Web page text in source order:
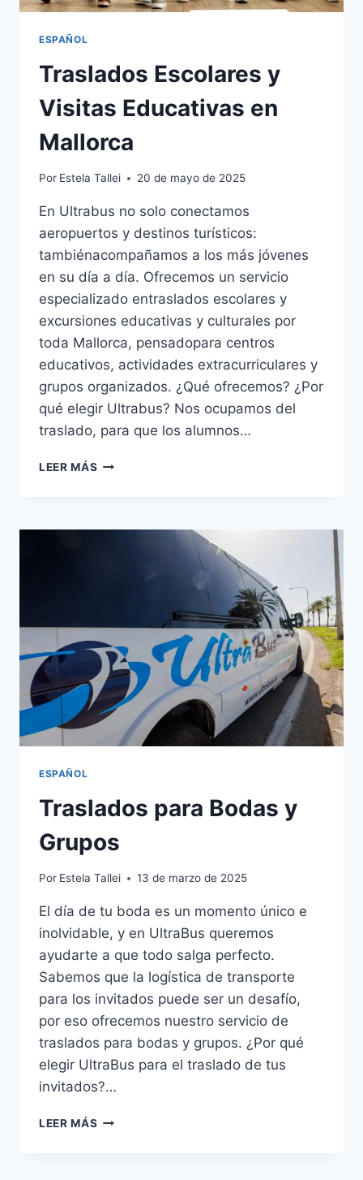
ESPAÑOL
Traslados Escolares y
Visitas Educativas en
Mallorca
Por Estela Tallei 20 de mayo de 2025
En Ultrabus no solo conectamos
aeropuertos y destinos turísticos:
tambiénacompañamos a los más jóvenes
en su día a día. Ofrecemos un servicio
especializado entraslados escolares y
excursiones educativas y culturales por
toda Mallorca, pensadopara centros
educativos, actividades extracurriculares y
grupos organizados. ¿Qué ofrecemos? ¿Por
qué elegir Ultrabus? Nos ocupamos del
traslado, para que los alumnos…
LEER MÁS
ESPAÑOL
Traslados para Bodas y
Grupos
Por Estela Tallei 13 de marzo de 2025
El día de tu boda es un momento único e
inolvidable, y en UltraBus queremos
ayudarte a que todo salga perfecto.
Sabemos que la logística de transporte
para los invitados puede ser un desafío,
por eso ofrecemos nuestro servicio de
traslados para bodas y grupos. ¿Por qué
elegir UltraBus para el traslado de tus
invitados?…
LEER MÁS